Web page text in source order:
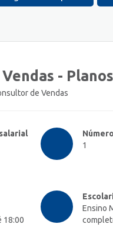
-
de Vendas
1
18:00
Ensino